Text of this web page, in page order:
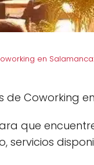
en
de Coworking
que
servicios